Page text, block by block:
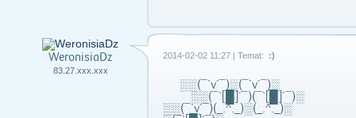
WeronisiaDz
83.27.xxx.xxx
2014-02-02 11:27 | Temat: :)
░░(¯`v´¯)░(¯`v´¯)░
░░(¯`[█]´¯)(¯`[█]´¯)░
░░(¯`v´¯)(_.^._)░(_.^._)░